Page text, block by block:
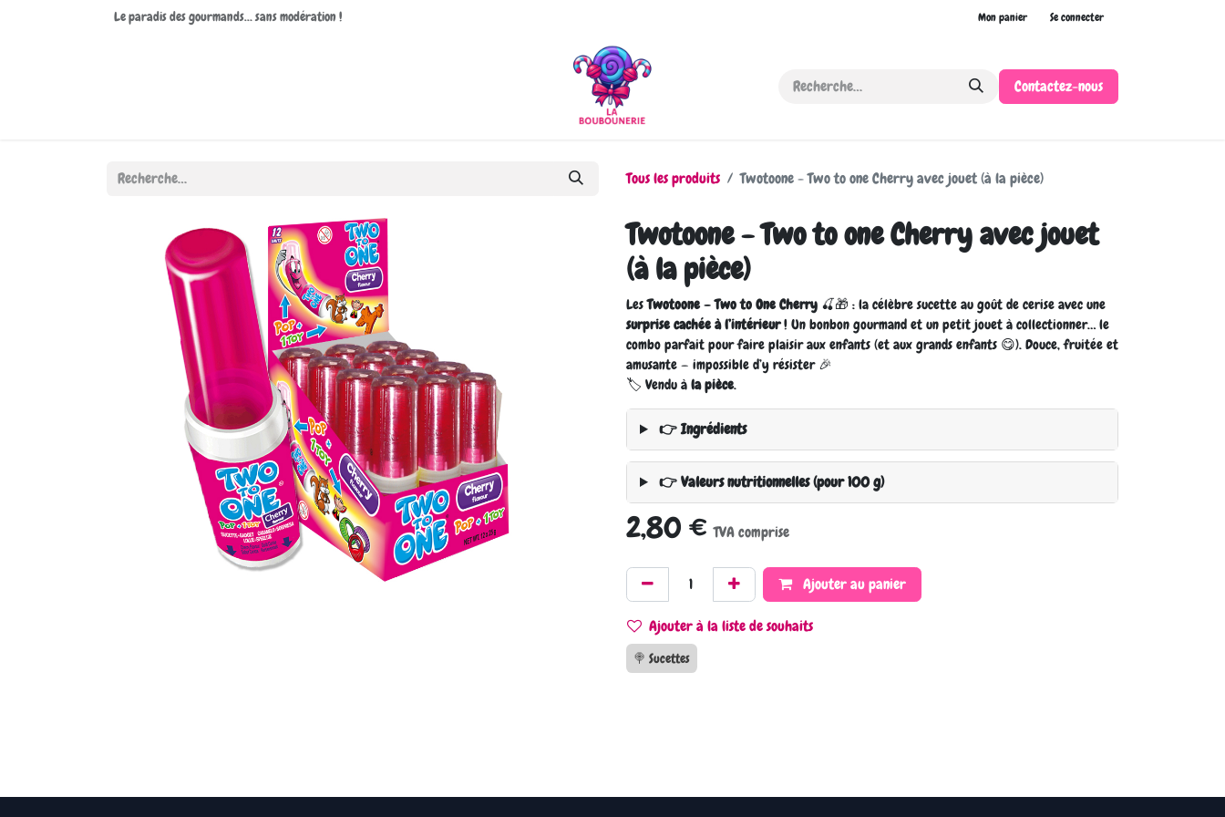
Le paradis des gourmands… sans modération ! Mon panier Se connecter
Contactez-nous
Tous les produits Twotoone - Two to one Cherry avec jouet (à la pièce)
Twotoone - Two to one Cherry avec jouet
(à la pièce)
LesTwotoone – Two to One Cherry 🍒🎁 : la célèbre sucette au goût de cerise avec une
surprise cachée à l’intérieur! Un bonbon gourmand et un petit jouet à collectionner… le
combo parfait pour faire plaisir aux enfants (et aux grands enfants 😋). Douce, fruitée et
amusante — impossible d’y résister 🎉
🏷️ Vendu à la pièce.
👉 Ingrédients
👉 Valeurs nutritionnelles (pour 100 g)
2,80 € TVA comprise
Ajouter au panier
Ajouter à la liste de souhaits
🍭 Sucettes